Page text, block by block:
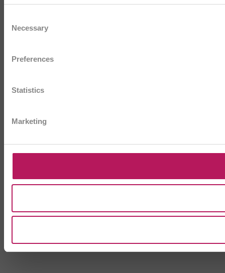
Selection
Necessary
Preferences
Statistics
Marketing